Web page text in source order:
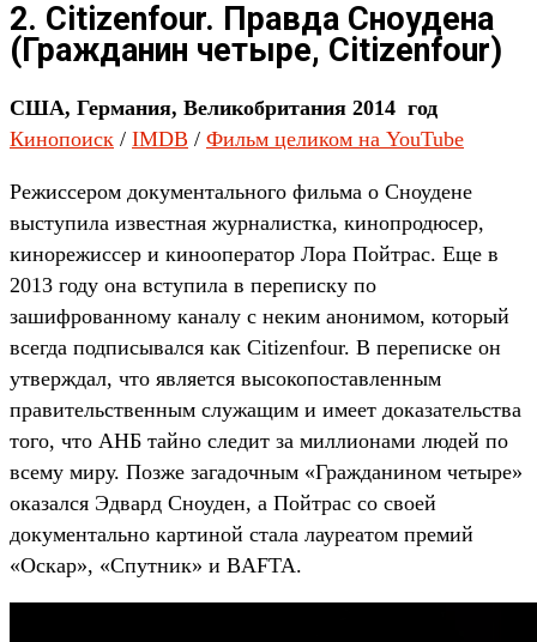
2. Citizenfour. Правда Сноудена
(Гражданин четыре, Citizenfour)
США, Германия, Великобритания 2014 год
Кинопоиск / IMDB / Фильм целиком на YouTube
Режиссером документального фильма о Сноудене
выступила известная журналистка, кинопродюсер,
кинорежиссер и кинооператор Лора Пойтрас. Еще в
2013 году она вступила в переписку по
зашифрованному каналу с неким анонимом, который
всегда подписывался как Citizenfour. В переписке он
утверждал, что является высокопоставленным
правительственным служащим и имеет доказательства
того, что АНБ тайно следит за миллионами людей по
всему миру. Позже загадочным «Гражданином четыре»
оказался Эдвард Сноуден, а Пойтрас со своей
документально картиной стала лауреатом премий
«Оскар», «Спутник» и BAFTA.